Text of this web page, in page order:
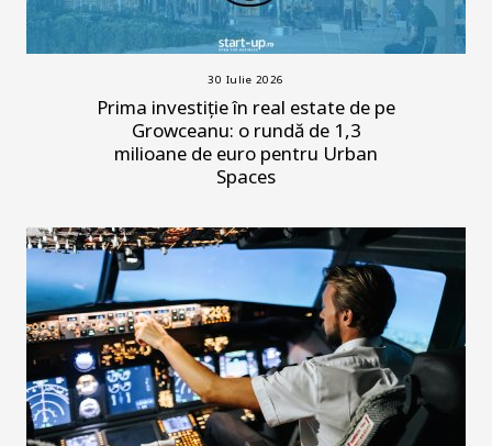
30 Iulie 2026
Prima investiție în real estate de pe
Growceanu: o rundă de 1,3
milioane de euro pentru Urban
Spaces